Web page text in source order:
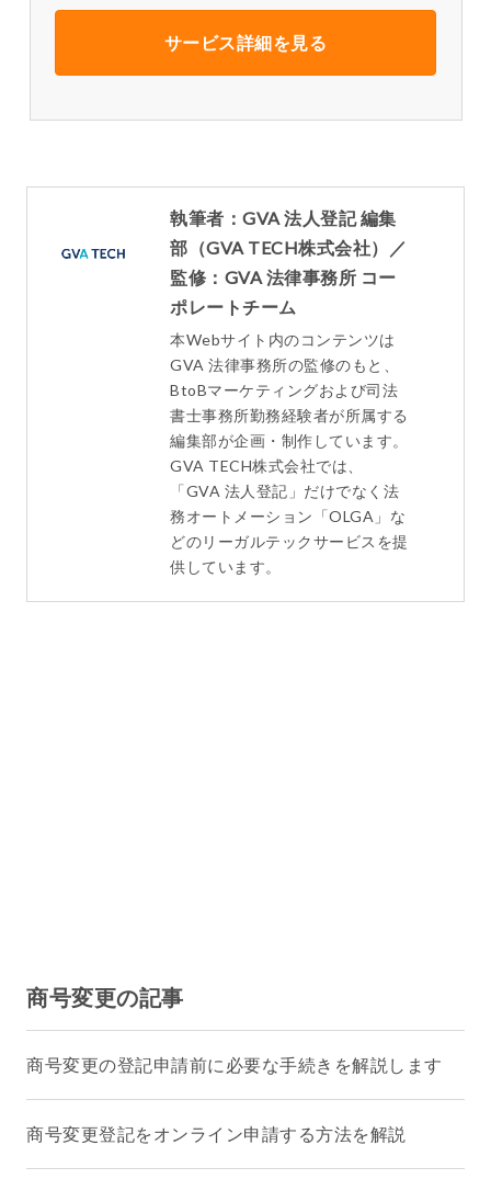
サービス詳細を見る
執筆者：GVA 法人登記 編集
部（GVA TECH株式会社）／
監修：GVA 法律事務所 コー
ポレートチーム
本Webサイト内のコンテンツは
GVA 法律事務所の監修のもと、
BtoBマーケティングおよび司法
書士事務所勤務経験者が所属する
編集部が企画・制作しています。
GVA TECH株式会社では、
「GVA 法人登記」だけでなく法
務オートメーション「OLGA」な
どのリーガルテックサービスを提
供しています。
商号変更の記事
商号変更の登記申請前に必要な手続きを解説します
商号変更登記をオンライン申請する方法を解説